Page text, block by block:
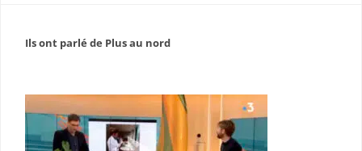
Ils ont parlé de Plus au nord